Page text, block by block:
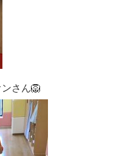
さん🦁